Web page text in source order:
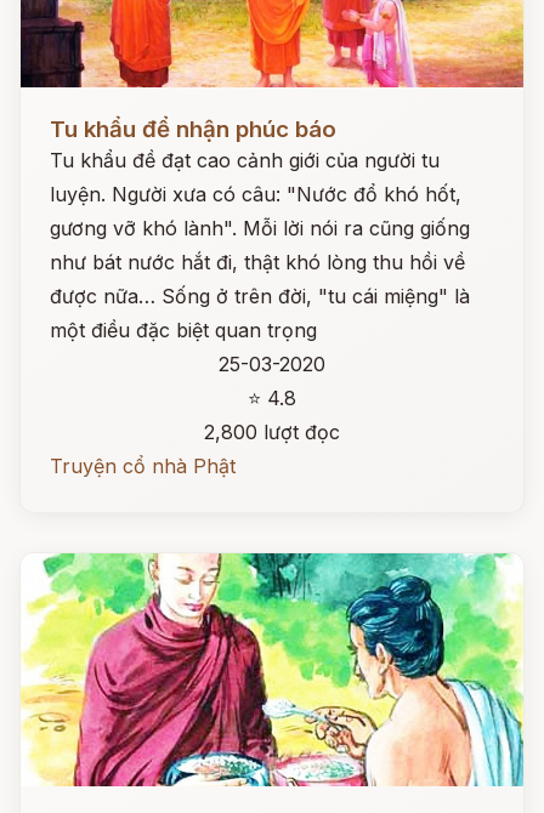
Tu khẩu để nhận phúc báo
Tu khẩu đề đạt cao cảnh giới của người tu
luyện. Người xưa có câu: "Nước đổ khó hốt,
gương vỡ khó lành". Mỗi lời nói ra cũng giống
như bát nước hắt đi, thật khó lòng thu hồi về
được nữa… Sống ở trên đời, "tu cái miệng" là
một điều đặc biệt quan trọng
25-03-2020
⭐ 4.8
2,800 lượt đọc
Truyện cổ nhà Phật